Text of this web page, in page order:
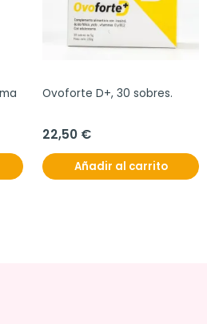
Ovoforte D+, 30 sobres.
22,50 €
Añadir al carrito